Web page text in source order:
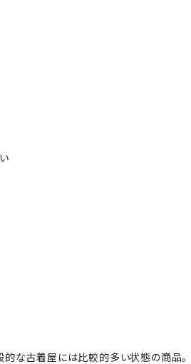
な古着屋には比較的多い状態の商品。